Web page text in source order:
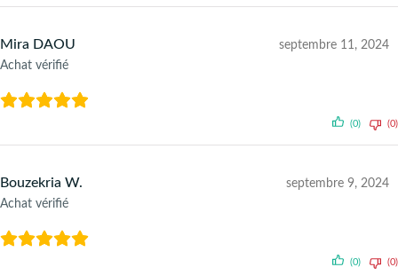
Mira DAOU
Achat vérifié
septembre 11, 2024
(0) (0)
Bouzekria W.
Achat vérifié
septembre 9, 2024
(0) (0)